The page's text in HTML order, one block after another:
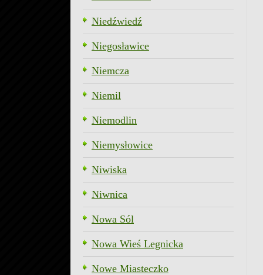
Niedźwiedź
Niegosławice
Niemcza
Niemil
Niemodlin
Niemysłowice
Niwiska
Niwnica
Nowa Sól
Nowa Wieś Legnicka
Nowe Miasteczko